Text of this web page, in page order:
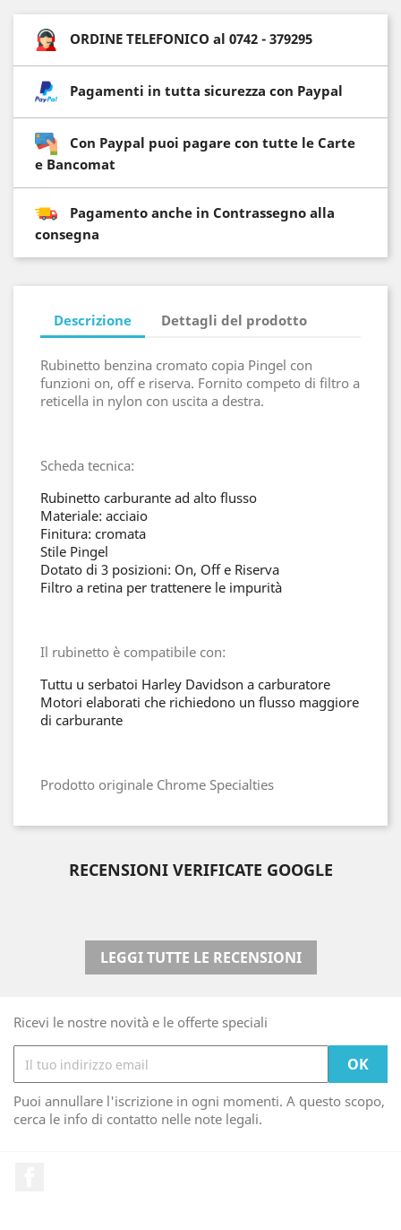
ORDINE TELEFONICO al 0742 - 379295
Pagamenti in tutta sicurezza con Paypal
Con Paypal puoi pagare con tutte le Carte
e Bancomat
Pagamento anche in Contrassegno alla
consegna
Descrizione Dettagli del prodotto
Rubinetto benzina cromato copia Pingel con
funzioni on, off e riserva. Fornito competo di filtro a
reticella in nylon con uscita a destra.
Scheda tecnica:
Rubinetto carburante ad alto flusso
Materiale: acciaio
Finitura: cromata
Stile Pingel
Dotato di 3 posizioni: On, Off e Riserva
Filtro a retina per trattenere le impurità
Il rubinetto è compatibile con:
Tuttu u serbatoi Harley Davidson a carburatore
Motori elaborati che richiedono un flusso maggiore
di carburante
Prodotto originale Chrome Specialties
RECENSIONI VERIFICATE GOOGLE
LEGGI TUTTE LE RECENSIONI
Ricevi le nostre novità e le offerte speciali
Puoi annullare l'iscrizione in ogni momenti. A questo scopo,
cerca le info di contatto nelle note legali.